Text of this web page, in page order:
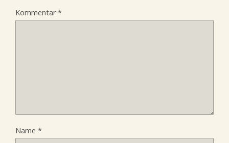
Kommentar*
Name *